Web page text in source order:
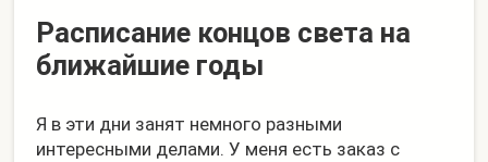
Расписание концов света на
ближайшие годы
Я в эти дни занят немного разными
интересными делами. У меня есть заказ с